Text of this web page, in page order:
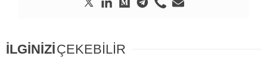
İLGİNİZİÇEKEBİLİR